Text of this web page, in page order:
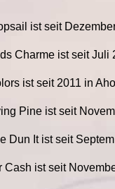
ist seit
Charme ist seit Juli
ist seit 2011 in
Pine ist seit
Dun It ist seit
Cash ist seit